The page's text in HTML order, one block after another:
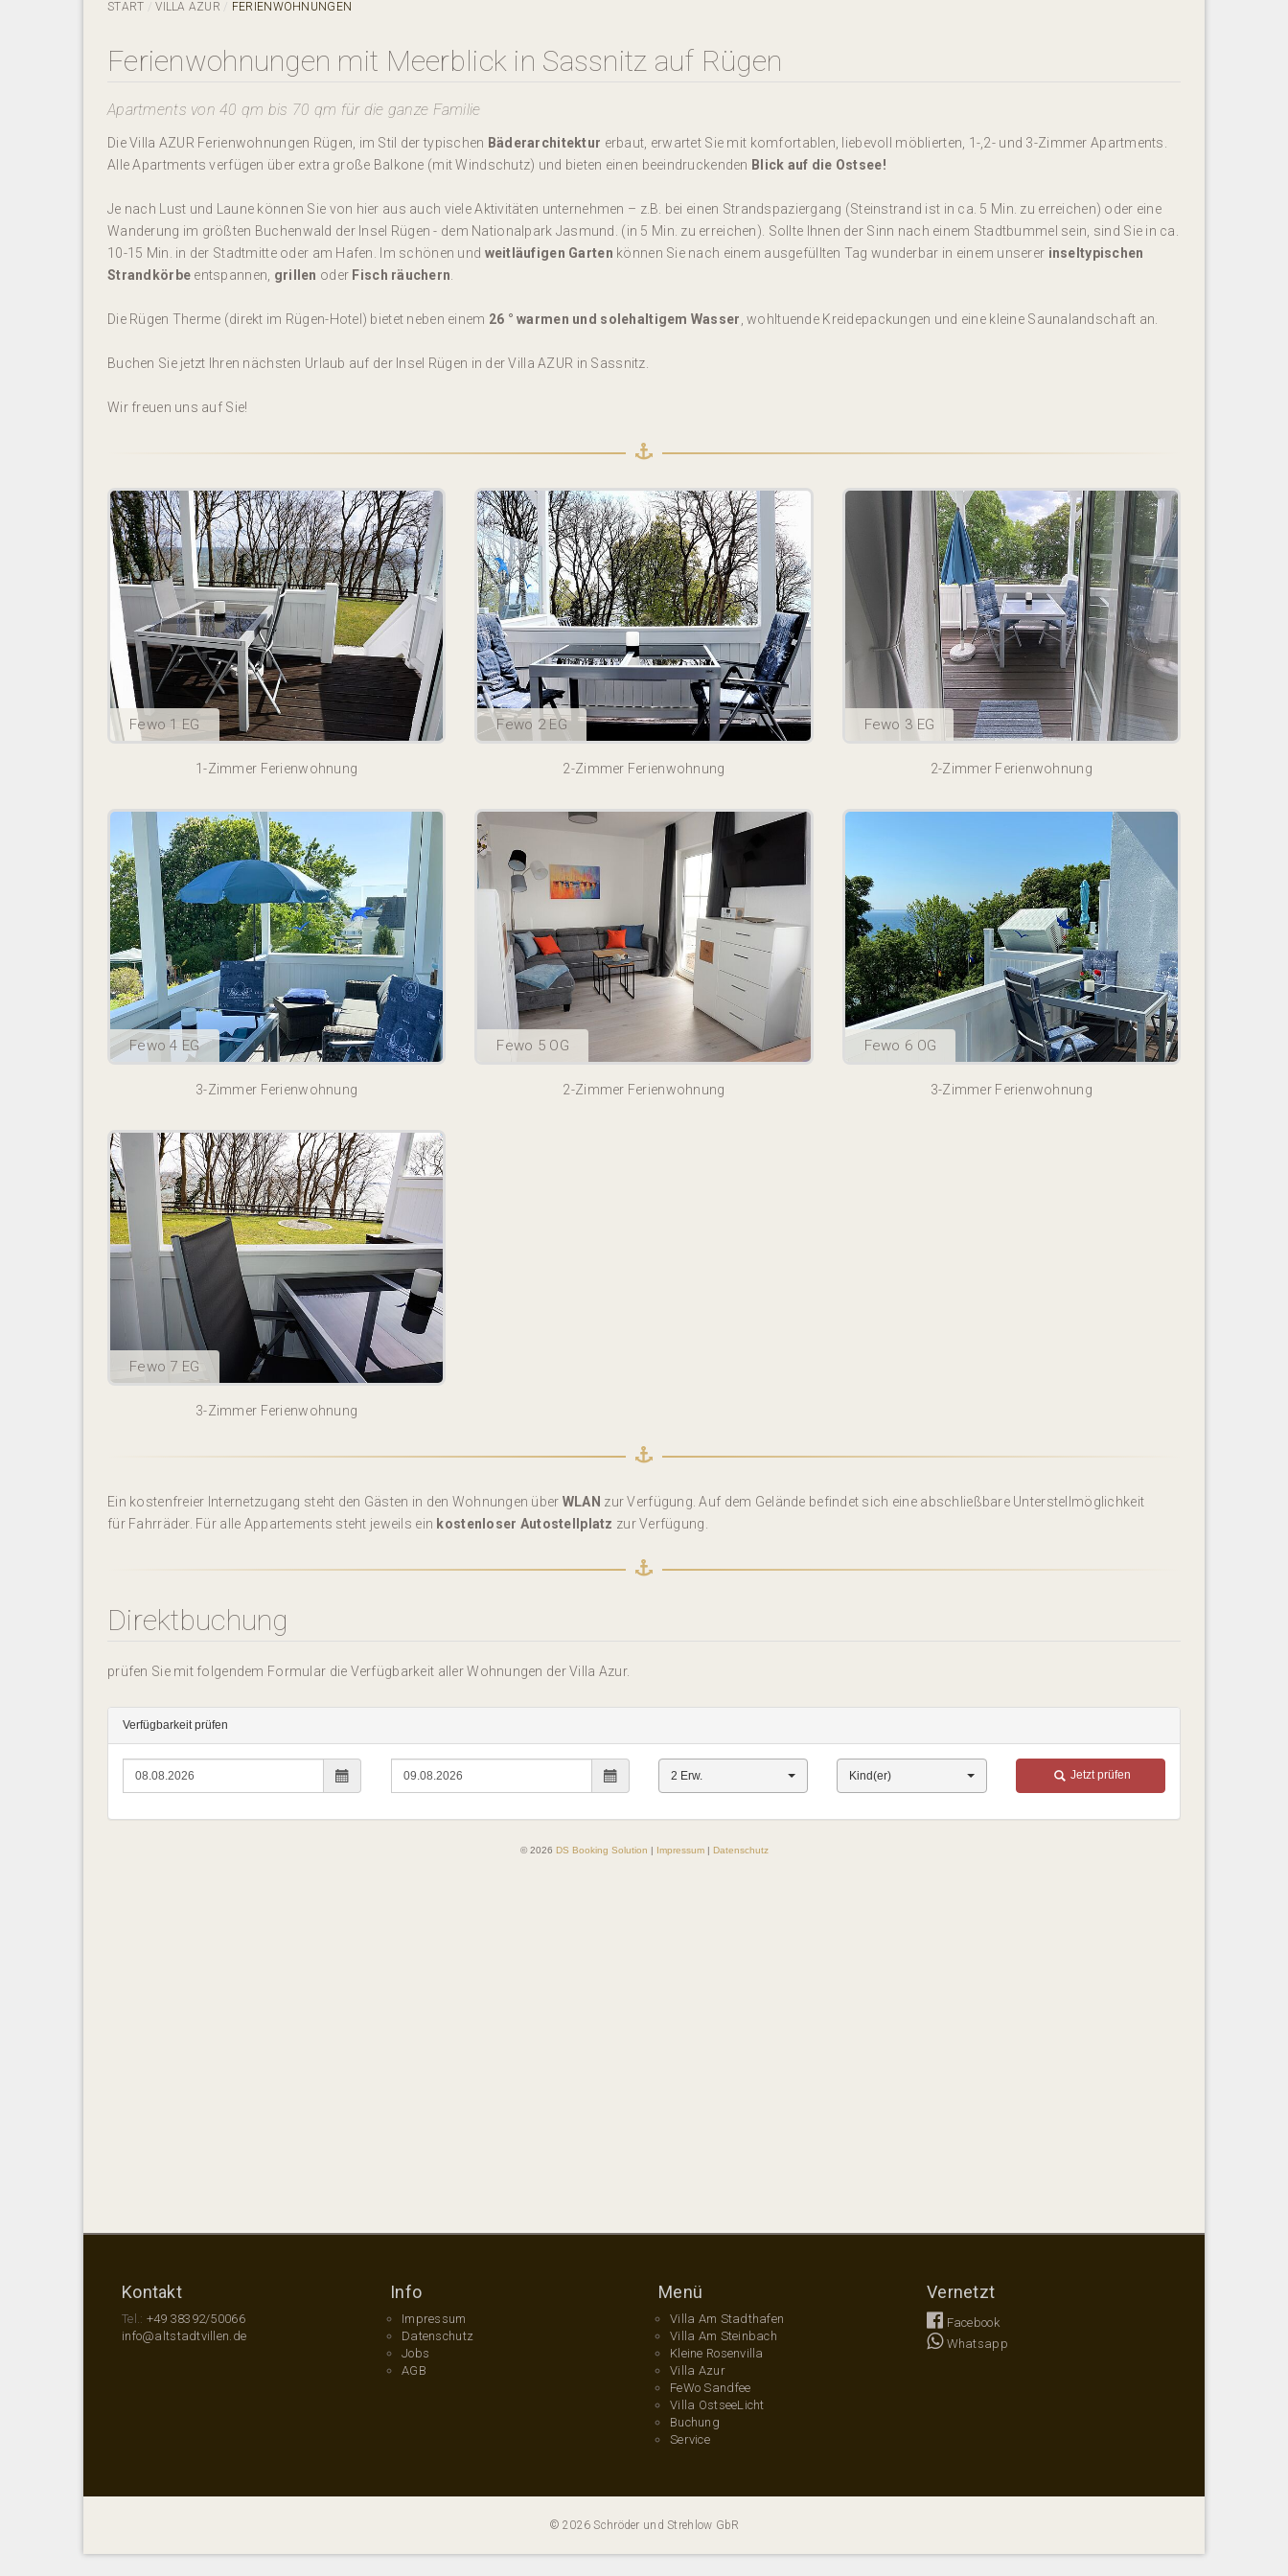
START VILLA AZUR FERIENWOHNUNGEN
Ferienwohnungen mit Meerblick in Sassnitz auf Rügen
Apartments von 40 qm bis 70 qm für die ganze Familie
Die Villa AZUR Ferienwohnungen Rügen, im Stil der typischen Bäderarchitektur erbaut, erwartet Sie mit komfortablen, liebevoll möblierten, 1-,2- und 3-Zimmer Apartments.
Alle Apartments verfügen über extra große Balkone (mit Windschutz) und bieten einen beeindruckenden Blick auf die Ostsee!
Je nach Lust und Laune können Sie von hier aus auch viele Aktivitäten unternehmen – z.B. bei einen Strandspaziergang (Steinstrand ist in ca. 5 Min. zu erreichen) oder eine
Wanderung im größten Buchenwald der Insel Rügen - dem Nationalpark Jasmund. (in 5 Min. zu erreichen). Sollte Ihnen der Sinn nach einem Stadtbummel sein, sind Sie in ca.
10-15 Min. in der Stadtmitte oder am Hafen. Im schönen und weitläufigen Garten können Sie nach einem ausgefüllten Tag wunderbar in einem unserer inseltypischen
Strandkörbe entspannen, grillen oder Fisch räuchern
Die Rügen Therme (direkt im Rügen-Hotel) bietet neben einem 26 ° warmen und solehaltigem Wasser , wohltuende Kreidepackungen und eine kleine Saunalandschaft an.
Buchen Sie jetzt Ihren nächsten Urlaub auf der Insel Rügen in der Villa AZUR in Sassnitz.
Wir freuen uns auf Sie!
Fewo 1 EG
1-Zimmer Ferienwohnung
Fewo 2 EG
2-Zimmer Ferienwohnung
Fewo 3 EG
2-Zimmer Ferienwohnung
Fewo 4 EG
3-Zimmer Ferienwohnung
Fewo 5 OG
2-Zimmer Ferienwohnung
Fewo 6 OG
3-Zimmer Ferienwohnung
Fewo 7 EG
3-Zimmer Ferienwohnung
Ein kostenfreier Internetzugang steht den Gästen in den Wohnungen über WLAN zur Verfügung. Auf dem Gelände befindet sich eine abschließbare Unterstellmöglichkeit
für Fahrräder. Für alle Appartements steht jeweils ein kostenloser Autostellplatz zur Verfügung.
Direktbuchung
prüfen Sie mit folgendem Formular die Verfügbarkeit aller Wohnungen der Villa Azur.
Kontakt
Tel.: +49 38392/50066
info@altstadtvillen.de
Info
Impressum
Datenschutz
Jobs
AGB
Menü
Villa Am Stadthafen
Villa Am Steinbach
Kleine Rosenvilla
Villa Azur
FeWo Sandfee
Villa OstseeLicht
Buchung
Service
Vernetzt
Facebook
Whatsapp
©2026 Schröder und Strehlow GbR